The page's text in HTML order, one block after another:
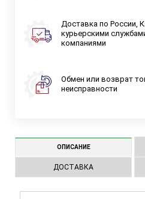
Доставка по России,
курьерскими
компаниями
Обмен или возврат
неисправности
ОПИСАНИЕ
ДОСТАВКА